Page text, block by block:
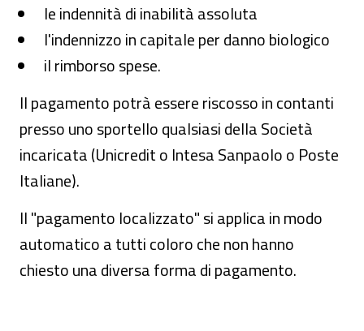
le indennità di inabilità assoluta
l'indennizzo in capitale per danno biologico
il rimborso spese.
Il pagamento potrà essere riscosso in contanti
presso uno sportello qualsiasi della Società
incaricata (Unicredit o Intesa Sanpaolo o Poste
Italiane).
Il "pagamento localizzato" si applica in modo
automatico a tutti coloro che non hanno
chiesto una diversa forma di pagamento.